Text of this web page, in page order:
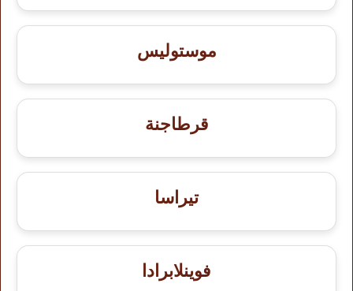
موستوليس
قرطاجنة
تيراسا
فوينلابرادا